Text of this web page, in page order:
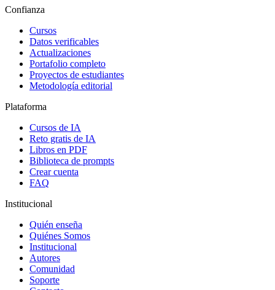
Confianza
Cursos
Datos verificables
Actualizaciones
Portafolio completo
Proyectos de estudiantes
Metodología editorial
Plataforma
Cursos de IA
Reto gratis de IA
Libros en PDF
Biblioteca de prompts
Crear cuenta
FAQ
Institucional
Quién enseña
Quiénes Somos
Institucional
Autores
Comunidad
Soporte